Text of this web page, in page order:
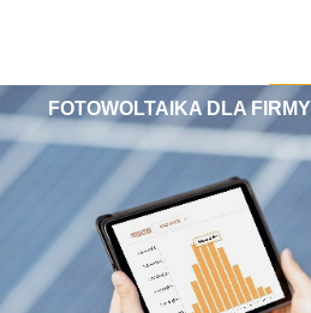
FOTOWOLTAIKA DLA FIRMY